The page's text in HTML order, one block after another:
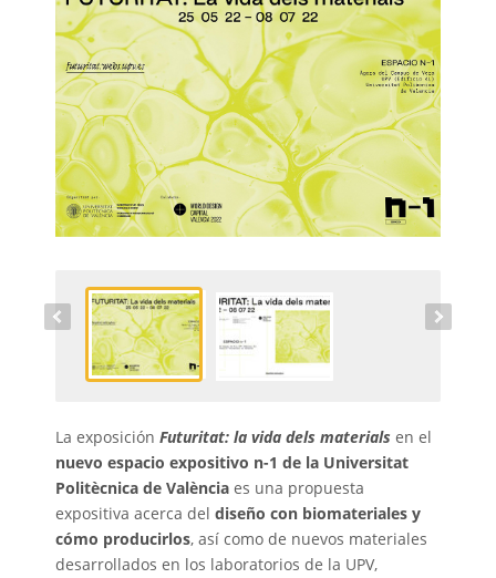
La exposición Futuritat: la vida dels materials en el
nuevo espacio expositivo n-1 de la Universitat
Politècnica de València es una propuesta
expositiva acerca del diseño con biomateriales y
cómo producirlos, así como de nuevos materiales
desarrollados en los laboratorios de la UPV,